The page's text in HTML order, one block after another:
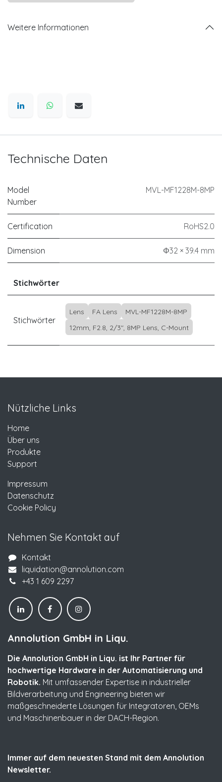
Weitere Informationen
Technische Daten
Model
Number
MVL-MF1228M-8MP
Certification RoHS2.0
Dimension Φ32 × 39.4 mm
Stichwörter
Stichwörter
Lens FA Lens
MVL-MF1228M-8MP
12mm, F2.8, 2/3", 8MP Lens, C-Mount
Nützliche Links
Home
Über uns
Produkte
Support
Impressum
Datenschutz
Cookie Policy
Nehmen Sie Kontakt auf
Kontakt
liquidation@annolution.com
+43 1 609 2297
Annolution GmbH in Liqu.
Die Annolution GmbH in Liqu. ist Ihr Partner für
hochwertige Hardware in der Automatisierung und
Robotik. Mit umfassender Expertise in industrieller
Bildverarbeitung und Engineering bieten wir
maßgeschneiderte Lösungen für Integratoren, OEMs
und Maschinenbauer in der DACH-Region.
Immer auf dem neuesten Stand mit dem Annolution
Newsletter.